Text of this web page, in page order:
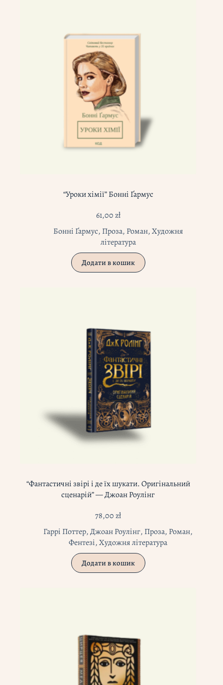
“Уроки хімії” Бонні Ґармус
61,00zł
Бонні Ґармус, Проза, Роман,Художня
література
Додати в кошик
“Фантастичні звірі і де їх шукати. Оригінальний
сценарій” — Джоан Роулінг
78,00zł
Гаррі Поттер,Джоан Роулінг, Проза, Роман,
Фентезі,Художня література
Додати в кошик